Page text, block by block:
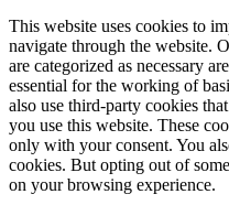
This website uses cookies to
navigate through the website.
are categorized as necessary
essential for the working of
also use third-party cookies
you use this website. These
only with your consent. You
cookies. But opting out of
on your browsing experience.